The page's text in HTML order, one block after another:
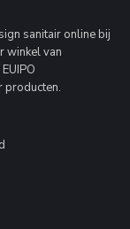
sanitair online bij
winkel van
producten.